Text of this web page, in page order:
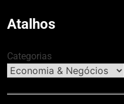
Atalhos
Categorias